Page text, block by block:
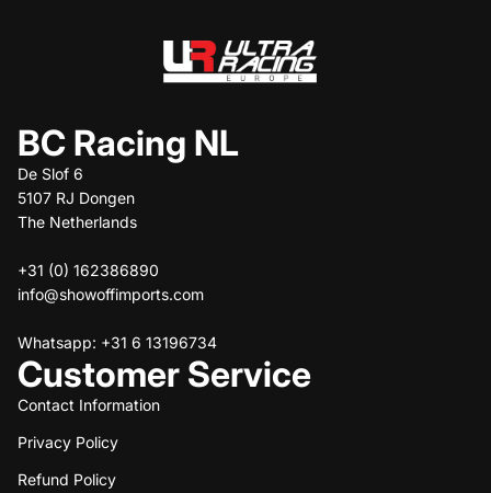
BC Racing NL
De Slof 6
5107 RJ Dongen
The Netherlands
+31 (0) 162386890
info@showoffimports.com
Whatsapp: +31 6 13196734
Customer Service
Contact Information
Privacy Policy
Refund Policy
Refund policy
Privacy policy